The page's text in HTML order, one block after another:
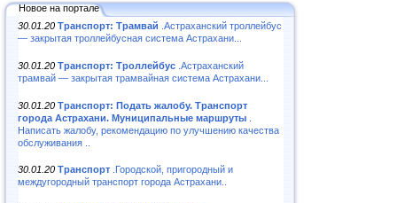
Новое на портале
30.01.20 Транспорт: Трамвай .Астраханский троллейбус
— закрытая троллейбусная система Астрахани...
30.01.20 Транспорт: Троллейбус .Астраханский
трамвай — закрытая трамвайная система Астрахани...
30.01.20 Транспорт: Подать жалобу. Транспорт
города Астрахани. Муниципальные маршруты
Написать жалобу, рекомендацию по улучшению качества
обслуживания ..
30.01.20 Транспорт .Городской, пригородный и
междугородный транспорт города Астрахани..